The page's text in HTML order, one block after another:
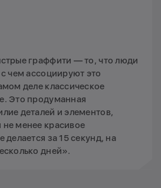
граффити — то, что люди
чем ассоциируют это
деле классическое
Это продуманная
деталей и элементов,
менее красивое
за 15 секунд, на
дней».